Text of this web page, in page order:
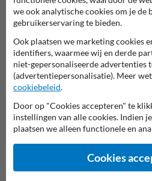
Vluchtroute borden
we ook analytische cookies om je de
gebruikerservaring te bieden.
Ook plaatsen we marketing cookies
identifiers, waarmee wij en derde
niet-gepersonaliseerde advertenties
(advertentiepersonalisatie). Meer
cookiebeleid.
Door op "Cookies accepteren" te
instellingen van alle cookies. Indien
plaatsen we alleen functionele en
Cookies